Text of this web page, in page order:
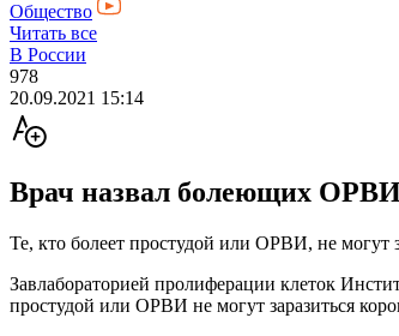
Общество
Читать все
В России
978
20.09.2021 15:14
Врач назвал болеющих
Те, кто болеет простудой или ОРВИ, не могут
Завлабораторией пролиферации клеток
простудой или ОРВИ не могут заразиться